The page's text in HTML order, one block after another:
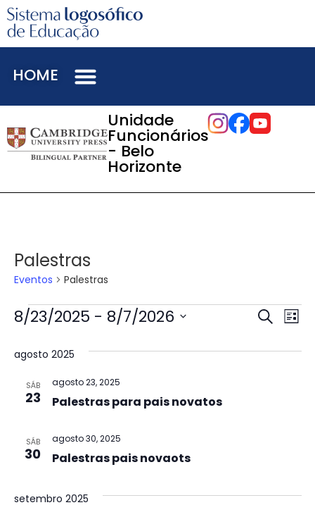
HOME
Unidade
Funcionários
- Belo
Horizonte
Palestras
Eventos Palestras
e
Procurar
Lista
8/23/2025 - 8/7/2026
data.
agosto 2025
SÁB
23 Palestras para pais novatos
agosto 23, 2025
SÁB
30 Palestras pais novaots
agosto 30, 2025
setembro 2025